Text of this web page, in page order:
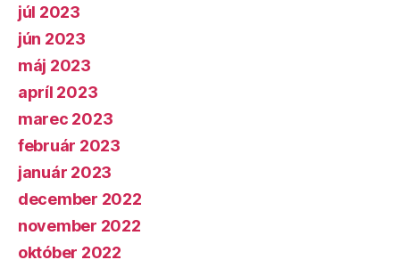
júl 2023
jún 2023
máj 2023
apríl 2023
marec 2023
február 2023
január 2023
december 2022
november 2022
október 2022